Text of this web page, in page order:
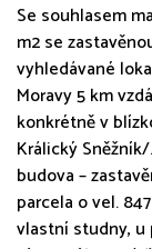
Se souhlasem
m2 se
vyhledávané
Moravy 5 km
konkrétně v
Králický
budova –
parcela o vel.
vlastní studny, u